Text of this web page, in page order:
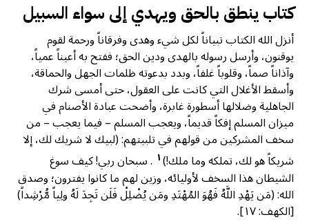
كتاب ينطق بالحق ويهدي إلى سواء السبيل
أنزل الله الكتاب تبياناً لكل شيء وهدى وفرقاناً ورحمة لقوم
يوقنون، وأرسل رسوله بالهدى ودين الحق؛ ففتح به أعيناً عمياً،
وآذاناً صماً، وقلوباً غلفاً، وبدد بدعوته ظلمات الجهل والحماقة،
وأسقط الأغلال التي كانت على العقول، حتى أمسى شرك
الجاهلية وضلالها أسطورة غابرة، وأضحت عبادة الأصنام في
ميزان المسلم إفكاً قديماً، ويعجب المسلم – فيما يعجب – من
سخف المشركين من قولهم في تلبيتهم: (لبيك لا شريك لك، إلا
شريكاً هو لك، تملكه وما ملك!)١ . سبحان ربي! كيف سوغ
الشيطان هذا السخف لأوليائه، وزين لهم ما كانوا يفترون؛ وصدق
الله: (مَن يَهْدِ اللَّهُ فَهُوَ المُهْتَدِ ومَن يُضْلِلْ فَلَن تَجِدَ لَهُ ولِياً مُّرْشِداً)
[الكهف: ١٧].